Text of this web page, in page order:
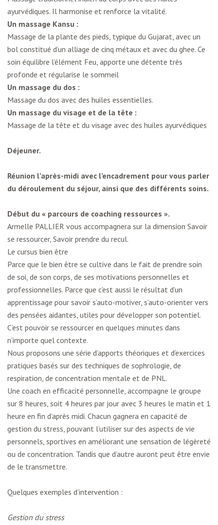
ayurvédiques. Il harmonise et renforce la vitalité.
Un massage Kansu :
Massage de la plante des pieds, typique du Gujarat, avec un
bol constitué d’un alliage de cinq métaux et avec du ghee. Ce
soin équilibre l’élément Feu, apporte une détente très
profonde et régularise le sommeil
Un massage du dos :
Massage du dos avec des huiles essentielles.
Un massage du visage et de la tête :
Massage de la tête et du visage avec des huiles ayurvédiques
Déjeuner.
Réunion l’après-midi avec l’encadrement pour vous parler
du déroulement du séjour, ainsi que des différents soins.
Début du « parcours de coaching ressources ».
Armelle PALLIER vous accompagnera sur la dimension Savoir
se ressourcer, Savoir prendre du recul.
Le cursus bien être
Parce que le bien être se cultive dans le fait de prendre soin
de soi, de son corps, de ses motivations personnelles et
professionnelles. Parce que c’est aussi le résultat d’un
apprentissage pour savoir s’auto-motiver, s’auto-orienter vers
des pensées aidantes, utiles pour développer son potentiel.
C’est pouvoir se ressourcer en quelques minutes dans
n’importe quel contexte.
Nous proposons une série d’apports théoriques et d’exercices
pratiques basés sur des techniques de sophrologie, de
respiration, de concentration mentale et de PNL.
Une coach en efficacité personnelle, accompagne le groupe
sur 8 heures, soit 4 heures par jour avec 3 heures le matin et 1
heure en fin d’après midi. Chacun gagnera en capacité de
gestion du stress, pouvant l’utiliser sur des aspects de vie
personnels, sportives en améliorant une sensation de légèreté
ou de concentration. Tandis que d’autre auront peut être envie
de le transmettre.
Quelques exemples d’intervention :
Gestion du stress